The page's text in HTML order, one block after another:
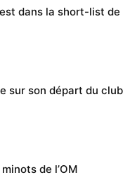
dans la short-list de
sur son départ du club
de l’OM